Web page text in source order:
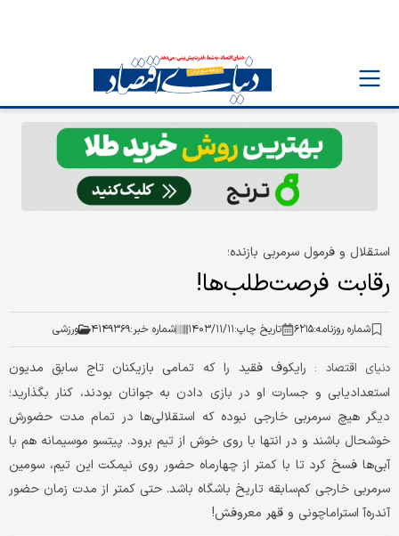
استقلال و فرمول سرمربی بازنده؛
رقابت فرصت‌طلب‌ها!
شماره روزنامه:۶۲۱۵ تاریخ چاپ:۱۴۰۳/۱۱/۱۱ شماره خبر:۴۱۴۹۳۶۹ ورزشی
دنیای اقتصاد : رایکوف فقید را که تمامی بازیکنان تاج سابق مدیون
استعدادیابی و جسارت او در بازی دادن به جوانان بودند، کنار بگذارید؛
دیگر هیچ سرمربی خارجی نبوده که استقلالی‌ها در تمام مدت حضورش
خوشحال باشند و در انتها با روی خوش از تیم برود. پیتسو موسیمانه هم با
آبی‌ها فسخ کرد تا با کمتر از چهارماه حضور روی نیمکت این تیم، سومین
سرمربی خارجی کم‌سابقه تاریخ باشگاه باشد. حتی کمتر از مدت زمان حضور
آندره‌آ استراماچونی و قهر معروفش!